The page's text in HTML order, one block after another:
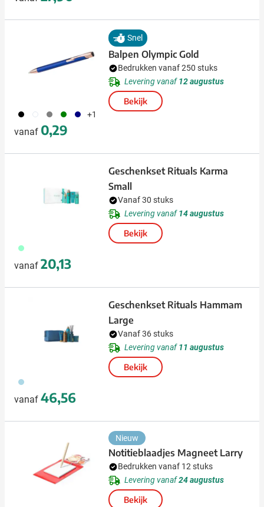
001 002 003 004 536 +1
vanaf 0,29
Snel
Balpen Olympic Gold
Bedrukken vanaf 250 stuks
Levering vanaf12 augustus
Bekijk
020
vanaf 20,13
Geschenkset Rituals Karma
Small
Vanaf 30 stuks
Levering vanaf14 augustus
Bekijk
018
vanaf 46,56
Geschenkset Rituals Hammam
Large
Vanaf 36 stuks
Levering vanaf11 augustus
Bekijk
Nieuw
Notitieblaadjes Magneet Larry
Bedrukken vanaf 12 stuks
Levering vanaf24 augustus
Bekijk